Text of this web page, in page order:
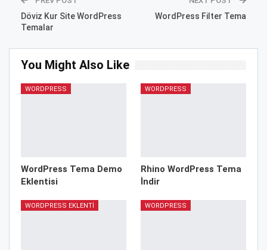
Döviz Kur Site WordPress
Temalar
WordPress Filter Tema
You Might Also Like
WORDPRESS
WordPress Tema Demo
Eklentisi
WORDPRESS
Rhino WordPress Tema
İndir
WORDPRESS EKLENTI WORDPRESS